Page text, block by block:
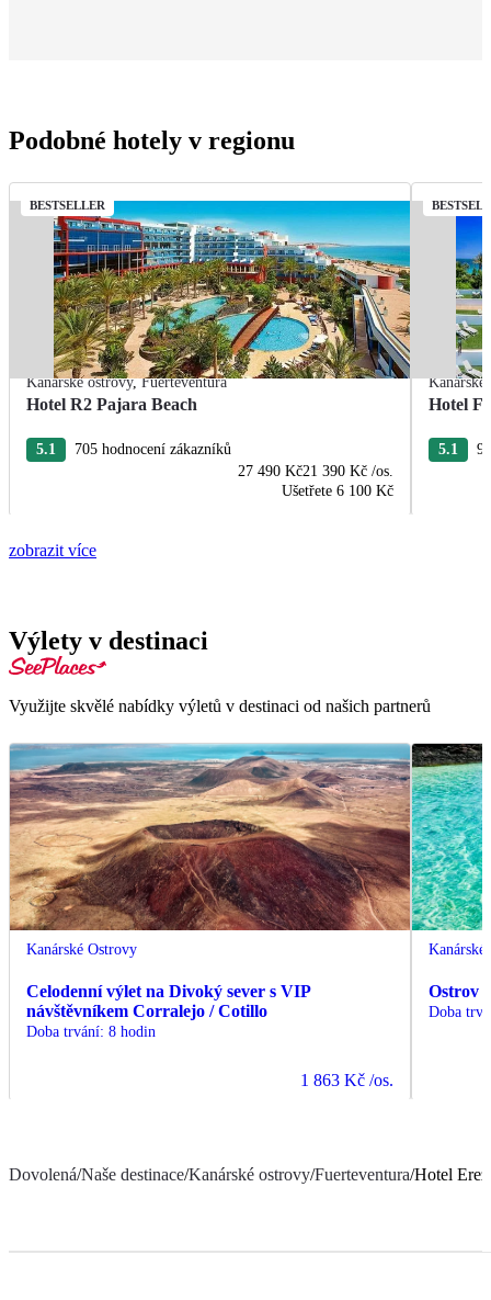
Podobné hotely v regionu
BESTSELLER
Kanárské ostrovy,Fuerteventura
Hotel R2 Pajara Beach
5.1
705 hodnocení zákazníků
27 490 Kč21 390 Kč /os.
Ušetřete 6 100 Kč
Kanárské
Hotel
5.1
zobrazit více
Výlety v destinaci
Využijte skvělé nabídky výletů v destinaci od našich partnerů
Kanárské Ostrovy
Celodenní výlet na Divoký sever s VIP
návštěvníkem Corralejo / Cotillo
Doba trvání: 8 hodin
1 863 Kč /os.
Ostrov
Doba
Dovolená/Naše destinace/Kanárské ostrovy/Fuerteventura/Hotel